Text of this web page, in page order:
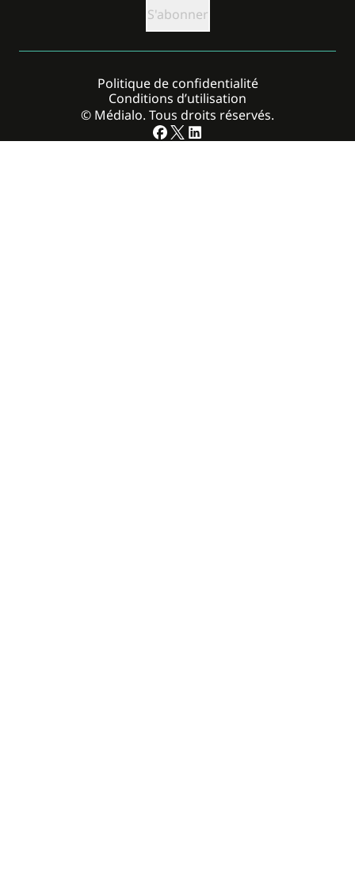
© Médialo. Tous droits réservés.
Politique de confidentialité
Conditions d’utilisation